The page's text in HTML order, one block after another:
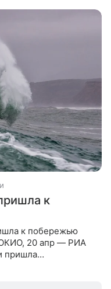
к
к побережью
20 апр — РИА
пришла